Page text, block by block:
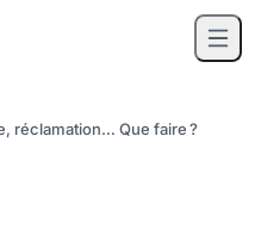
réclamation… Que faire ?